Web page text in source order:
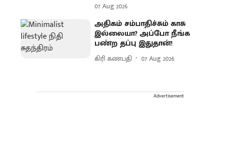
07 Aug 2026
அதிகம் சம்பாதிச்சும் காசு
இல்லையா? அப்போ நீங்க
பண்ற தப்பு இதுதான்!
கிரி கணபதி 07 Aug 2026
Advertisement